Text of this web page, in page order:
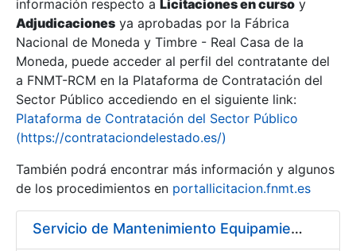
información respecto a Licitaciones en curso y
Adjudicaciones ya aprobadas por la Fábrica
Nacional de Moneda y Timbre - Real Casa de la
Moneda, puede acceder al perfil del contratante del
a FNMT-RCM en la Plataforma de Contratación del
Sector Público accediendo en el siguiente link:
Plataforma de Contratación del Sector Público
(https://contrataciondelestado.es/)
También podrá encontrar más información y algunos
de los procedimientos en portallicitacion.fnmt.es
Servicio de Mantenimiento Equipamiento ORACLE en CERES periodo 2019-2020